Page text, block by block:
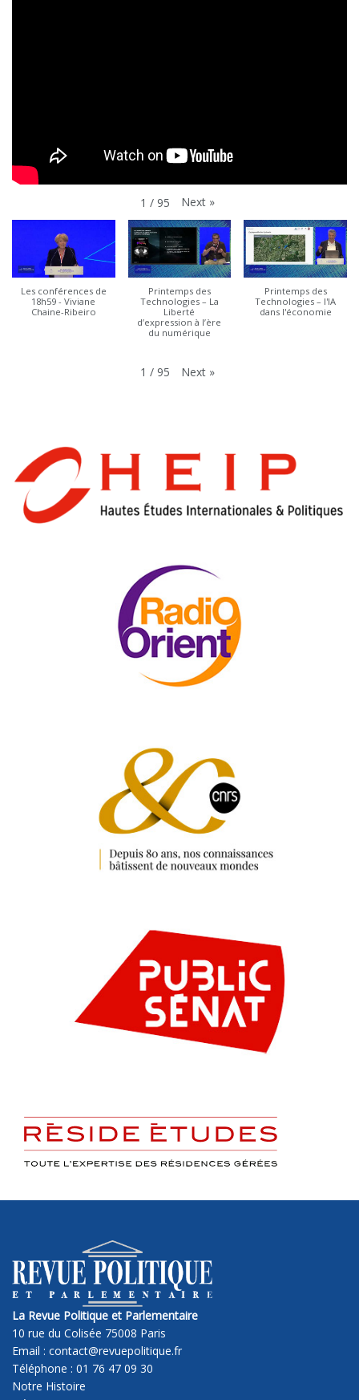
1 / 95 Next »
Les conférences de
18h59 - Viviane
Chaine-Ribeiro
Printemps des
Technologies – La
Liberté
d’expression à l’ère
du numérique
Printemps des
Technologies – l'IA
dans l'économie
1 / 95 Next »
La Revue Politique et Parlementaire
10 rue du Colisée 75008 Paris
Email : contact@revuepolitique.fr
Téléphone : 01 76 47 09 30
Notre Histoire